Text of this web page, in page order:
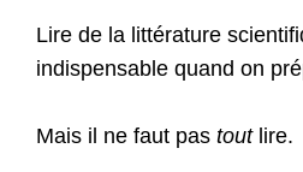
Lire de la littérature
indispensable quand on
Mais il ne faut pas toutlire.